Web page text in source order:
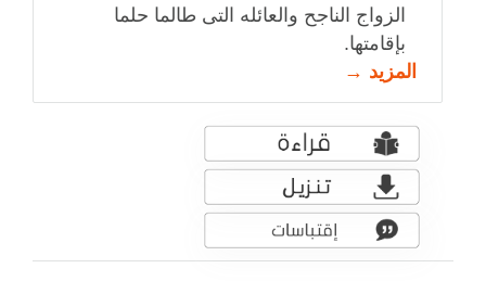
الزواج الناجح والعائله التى طالما حلما
بإقامتها.
المزيد →